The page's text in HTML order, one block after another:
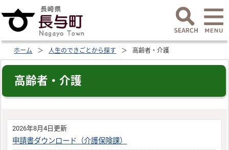
ホーム 人生のできごとから探す 高齢者・介護
高齢者・介護
2026年8月4日更新
申請書ダウンロード（介護保険課）